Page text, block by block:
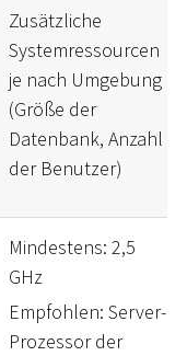
Zusätzliche
Systemressourcen
je nach Umgebung
(Größe der
Datenbank, Anzahl
der Benutzer)
Mindestens: 2,5
GHz
Empfohlen: Server-
Prozessor der